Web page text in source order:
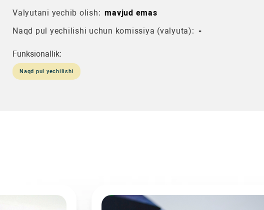
Valyutani yechib olish: mavjud emas
Naqd pul yechilishi uchun komissiya (valyuta): -
Funksionallik:
Naqd pul yechilishi